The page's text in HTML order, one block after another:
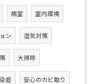
病室 室内環境
ン 湿気対策
大掃除
症 安心のカビ取り